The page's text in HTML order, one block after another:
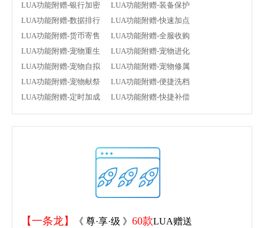
LUA功能附赠-银行加密 LUA功能附赠-装备保护
LUA功能附赠-数据排行 LUA功能附赠-快速加点
LUA功能附赠-货币寄售 LUA功能附赠-全服收购
LUA功能附赠-宠物重生 LUA功能附赠-宠物进化
LUA功能附赠-宠物自拟 LUA功能附赠-宠物修属
LUA功能附赠-宠物献祭 LUA功能附赠-便捷洗档
LUA功能附赠-定时加成 LUA功能附赠-快捷补偿
【一条龙】 《 尊·享·级 》 60款LUA赠送